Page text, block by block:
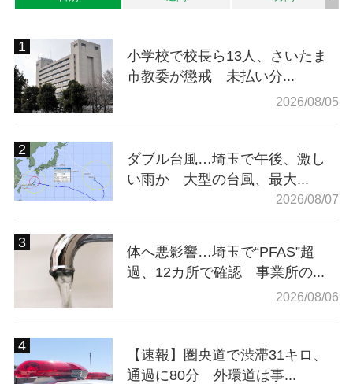
小学校で校長ら13人、さいたま
市教委が懲戒 未払い分...
2026/08/05
ダブル台風…埼玉で午後、激し
い雨か 大型の台風、最大...
2026/08/07
体へ悪影響…埼玉で“PFAS”超
過、12カ所で確認 事業所の...
2026/08/06
【速報】圏央道で渋滞31キロ、
通過に80分 外環道は事...